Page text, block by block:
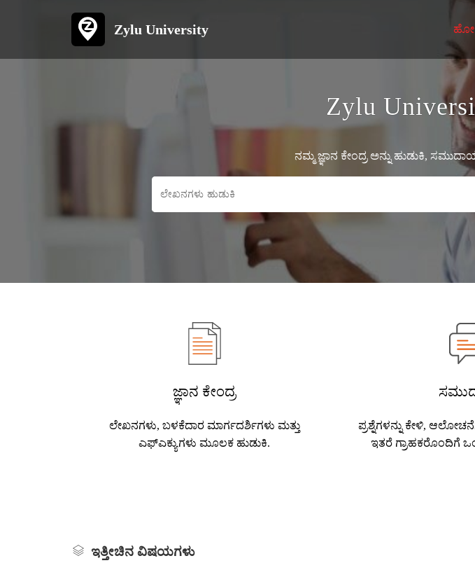
Zylu University
Zylu
ನಮ್ಮ ಜ್ಞಾನ ಕೇಂದ್ರ ಅನ್ನು ಹುಡುಕಿ,
ಜ್ಞಾನ ಕೇಂದ್ರ
ಲೇಖನಗಳು, ಬಳಕೆದಾರ ಮಾರ್ಗದರ್ಶಿಗಳು ಮತ್ತು
ಎಫ್‌ಎಕ್ಯುಗಳು ಮೂಲಕ ಹುಡುಕಿ.
ಪ್ರಶ್ನೆಗಳನ್ನು ಕೇಳಿ,
ಇತರೆ ಗ್ರಾಹಕರೊಂದಿಗೆ
ಇತ್ತೀಚಿನ ವಿಷಯಗಳು